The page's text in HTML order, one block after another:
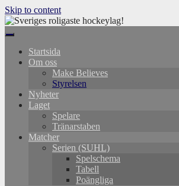
Skip to content
Startsida
Om oss
Make Believes
Styrelsen
Nyheter
Laget
Spelare
Tränarstaben
Matcher
Serien (SUHL)
Spelschema
Tabell
Poängliga